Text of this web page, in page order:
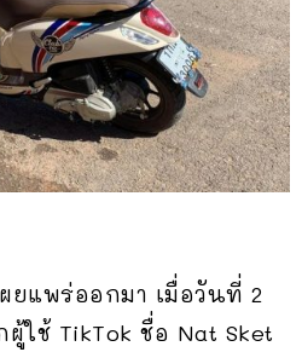
ยแพร่ออกมา เมื่อวันที่ 2
ใช้ TikTok ชื่อ Nat Sket